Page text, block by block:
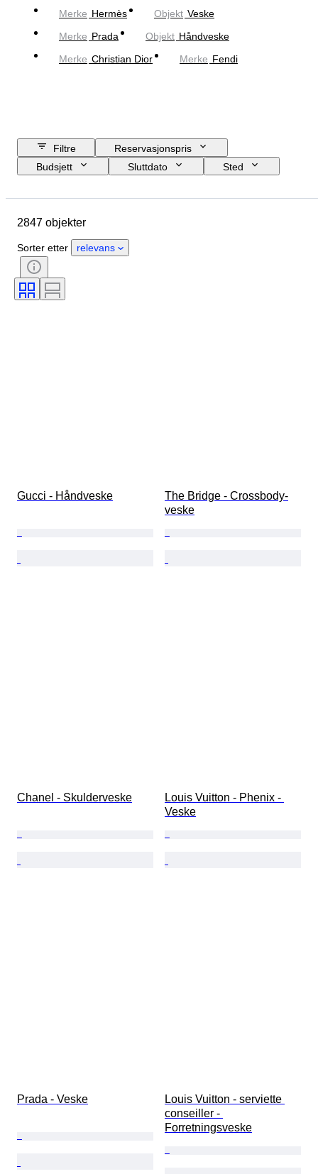
Merke Hermès Objekt Veske
Merke Prada Objekt Håndveske
Merke Christian Dior Merke Fendi
Filtre
Reservasjonspris
Budsjett
Sluttdato
Sted
Materiale
Sertifisering
Tilbehør inkludert
Æra
Modell
2847 objekter
Sorter etter relevans
Gucci - Håndveske
The Bridge - Crossbody-
veske
Chanel - Skulderveske
Louis Vuitton - Phenix -
Veske
Prada - Veske
Louis Vuitton - serviette
conseiller -
Forretningsveske